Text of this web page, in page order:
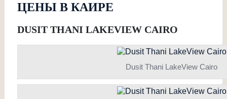
ЦЕНЫ В КАИРЕ
DUSIT THANI LAKEVIEW CAIRO
Dusit Thani LakeView Cairo